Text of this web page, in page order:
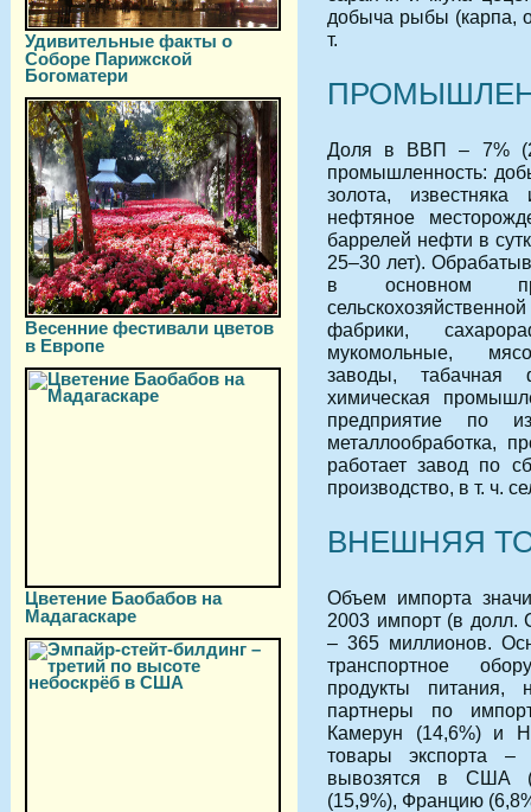
Удивительные факты о
Соборе Парижской
Богоматери
Весенние фестивали цветов
в Европе
Цветение Баобабов на
Мадагаскаре
добыча рыбы (карпа,
т.
Доля в ВВП – 7%
промышленность:
золота,
нефтяное
баррелей нефти в
25–30 лет).
в основном
фабрики,
мукомольные,
заводы, табачная
химическая
предприятие по
металлообработка,
работает завод по
производство, в т. ч.
ВНЕШНЯЯ
Объем импорта
2003 импорт (в долл.
– 365 миллионов.
транспортное
продукты питания,
партнеры по
Камерун (14,6%) и
товары экспорта –
вывозятся в США
(15,9%), Францию